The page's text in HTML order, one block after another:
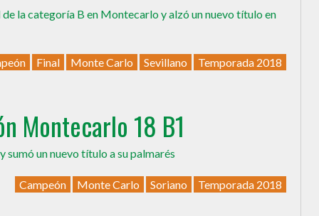
la categoría B en Montecarlo y alzó un nuevo título en
Final Monte Carlo Sevillano Temporada 2018
Montecarlo 18 B1
y sumó un nuevo título a su palmarés
Campeón Monte Carlo Soriano Temporada 2018